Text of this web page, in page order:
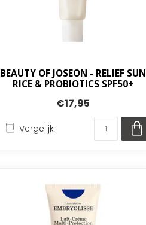
BEAUTY OF JOSEON - RELIEF SUN
RICE & PROBIOTICS SPF50+
€17,95
Vergelijk